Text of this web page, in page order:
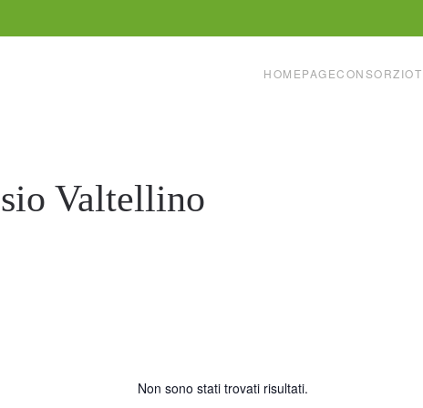
HOMEPAGECONSORZIO
Valtellino
Notice
Non sono stati trovati risultati.